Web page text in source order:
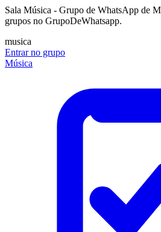
Sala Música - Grupo de WhatsApp de
grupos no GrupoDeWhatsapp.
musica
Entrar no grupo
Música